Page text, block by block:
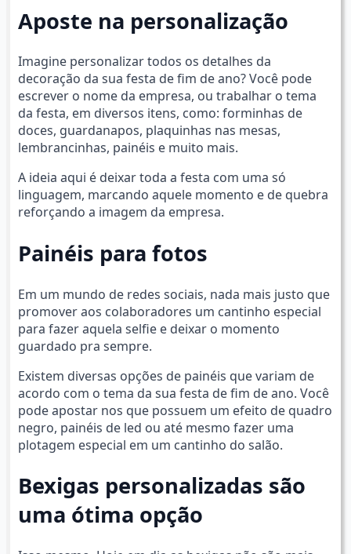
Aposte na personalização
Imagine personalizar todos os detalhes da
decoração da sua festa de fim de ano? Você pode
escrever o nome da empresa, ou trabalhar o tema
da festa, em diversos itens, como: forminhas de
doces, guardanapos, plaquinhas nas mesas,
lembrancinhas, painéis e muito mais.
A ideia aqui é deixar toda a festa com uma só
linguagem, marcando aquele momento e de quebra
reforçando a imagem da empresa.
Painéis para fotos
Em um mundo de redes sociais, nada mais justo que
promover aos colaboradores um cantinho especial
para fazer aquela selfie e deixar o momento
guardado pra sempre.
Existem diversas opções de painéis que variam de
acordo com o tema da sua festa de fim de ano. Você
pode apostar nos que possuem um efeito de quadro
negro, painéis de led ou até mesmo fazer uma
plotagem especial em um cantinho do salão.
Bexigas personalizadas são
uma ótima opção